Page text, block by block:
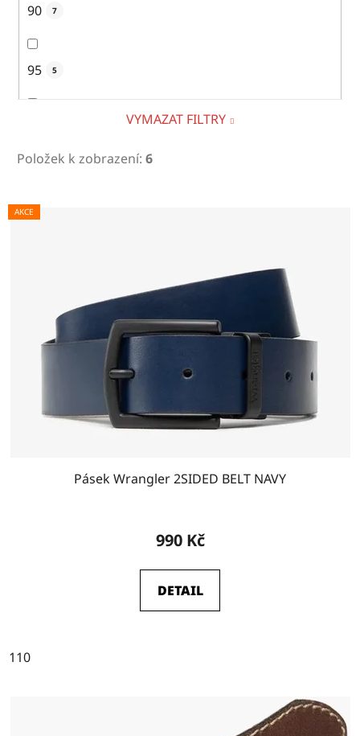
90 7
95 5
VYMAZAT FILTRY
Položek k zobrazení: 6
V
ý
AKCE
Pásek Wrangler 2SIDED BELT NAVY
990 Kč
DETAIL
110